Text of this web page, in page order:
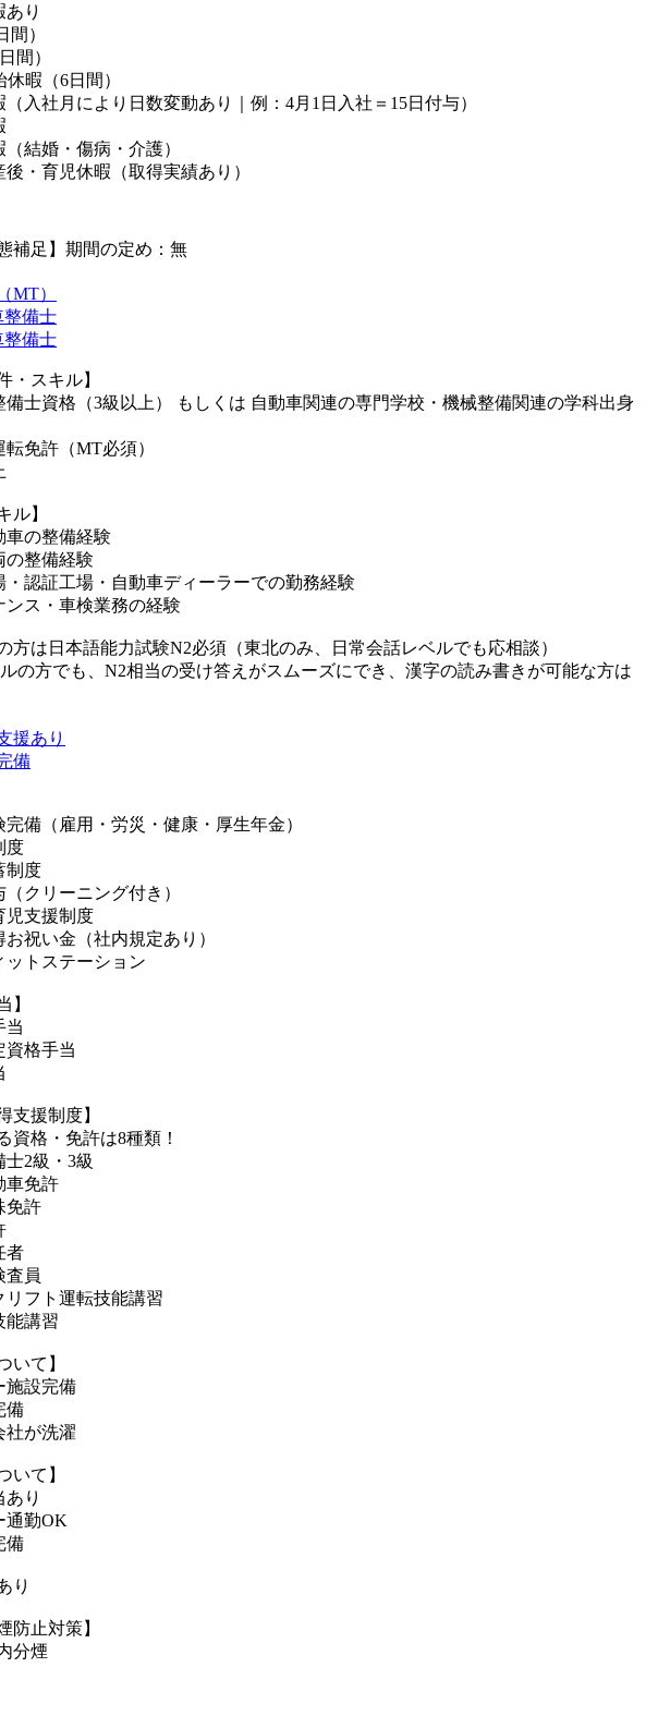
あり
間）
間）
休暇（6日間）
（入社月により日数変動あり｜例：4月1日入社＝15日付与）
結婚・傷病・介護）
・育児休暇（取得実績あり）
補足】期間の定め：無
MT）
整備士
整備士
・スキル】
備士資格（3級以上） もしくは 自動車関連の専門学校・機械整備関連の学科出身
免許（MT必須）
ル】
車の整備経験
の整備経験
・認証工場・自動車ディーラーでの勤務経験
ンス・車検業務の経験
方は日本語能力試験N2必須（東北のみ、日常会話レベルでも応相談）
ルの方でも、N2相当の受け答えがスムーズにでき、漢字の読み書きが可能な方は
援あり
備
備（雇用・労災・健康・厚生年金）
度
制度
クリーニング付き）
児支援制度
祝い金（社内規定あり）
ットステーション
】
当
資格手当
支援制度】
資格・免許は8種類！
2級・3級
車免許
免許
者
査員
リフト運転技能講習
能講習
いて】
施設完備
備
社が洗濯
いて】
あり
通勤OK
備
り
防止対策】
分煙